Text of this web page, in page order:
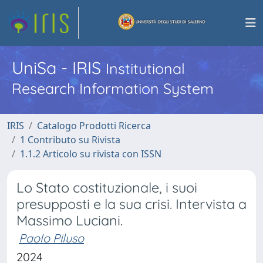
UniSa - IRISInstitutional
Research Information System
IRIS
Catalogo Prodotti Ricerca
1 Contributo su Rivista
1.1.2 Articolo su rivista con ISSN
Lo Stato costituzionale, i suoi
presupposti e la sua crisi. Intervista a
Massimo Luciani.
Paolo Piluso
2024